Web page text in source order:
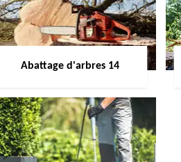
Abattage d'arbres 14